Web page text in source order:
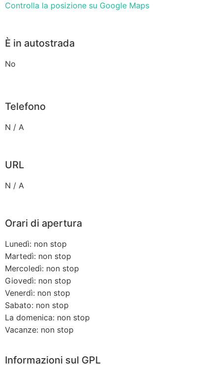
Controlla la posizione su Google Maps
È in autostrada
No
Telefono
N / A
URL
N / A
Orari di apertura
Lunedì: non stop
Martedì: non stop
Mercoledì: non stop
Giovedì: non stop
Venerdì: non stop
Sabato: non stop
La domenica: non stop
Vacanze: non stop
Informazioni sul GPL